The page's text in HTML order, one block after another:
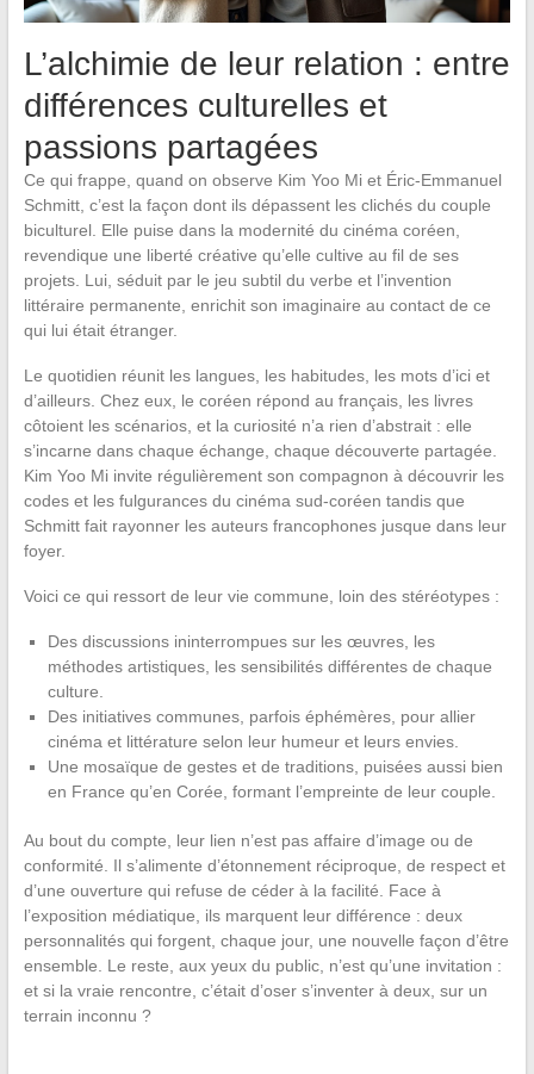
L’alchimie de leur relation : entre
différences culturelles et
passions partagées
Ce qui frappe, quand on observe Kim Yoo Mi et Éric-Emmanuel
Schmitt, c’est la façon dont ils dépassent les clichés du couple
biculturel. Elle puise dans la modernité du cinéma coréen,
revendique une liberté créative qu’elle cultive au fil de ses
projets. Lui, séduit par le jeu subtil du verbe et l’invention
littéraire permanente, enrichit son imaginaire au contact de ce
qui lui était étranger.
Le quotidien réunit les langues, les habitudes, les mots d’ici et
d’ailleurs. Chez eux, le coréen répond au français, les livres
côtoient les scénarios, et la curiosité n’a rien d’abstrait : elle
s’incarne dans chaque échange, chaque découverte partagée.
Kim Yoo Mi invite régulièrement son compagnon à découvrir les
codes et les fulgurances du cinéma sud-coréen tandis que
Schmitt fait rayonner les auteurs francophones jusque dans leur
foyer.
Voici ce qui ressort de leur vie commune, loin des stéréotypes :
Des discussions ininterrompues sur les œuvres, les
méthodes artistiques, les sensibilités différentes de chaque
culture.
Des initiatives communes, parfois éphémères, pour allier
cinéma et littérature selon leur humeur et leurs envies.
Une mosaïque de gestes et de traditions, puisées aussi bien
en France qu’en Corée, formant l’empreinte de leur couple.
Au bout du compte, leur lien n’est pas affaire d’image ou de
conformité. Il s’alimente d’étonnement réciproque, de respect et
d’une ouverture qui refuse de céder à la facilité. Face à
l’exposition médiatique, ils marquent leur différence : deux
personnalités qui forgent, chaque jour, une nouvelle façon d’être
ensemble. Le reste, aux yeux du public, n’est qu’une invitation :
et si la vraie rencontre, c’était d’oser s’inventer à deux, sur un
terrain inconnu ?